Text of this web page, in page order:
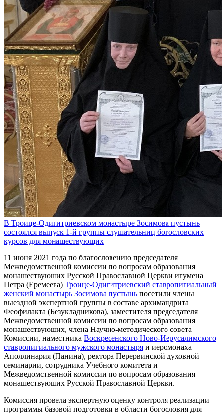
В Троице-Одигитриевском монастыре Зосимова пустынь
состоялся выпуск 1-й группы слушательниц богословских
курсов для монашествующих
11 июня 2021 года по благословению председателя
Межведомственной комиссии по вопросам образования
монашествующих Русской Православной Церкви игумена
Петра (Еремеева) Троице-Одигитриевский ставропигиальный
женский монастырь Зосимова пустынь посетили члены
выездной экспертной группы в составе архимандрита
Феофилакта (Безукладникова), заместителя председателя
Межведомственной комиссии по вопросам образования
монашествующих, члена Научно-методического совета
Комиссии, наместника Воскресенского Ново-Иерусалимского
ставропигиального мужского монастыря и иеромонаха
Аполлинария (Панина), ректора Перервинской духовной
семинарии, сотрудника Учебного комитета и
Межведомственной комиссии по вопросам образования
монашествующих Русской Православной Церкви.
Комиссия провела экспертную оценку контроля реализации
программы базовой подготовки в области богословия для